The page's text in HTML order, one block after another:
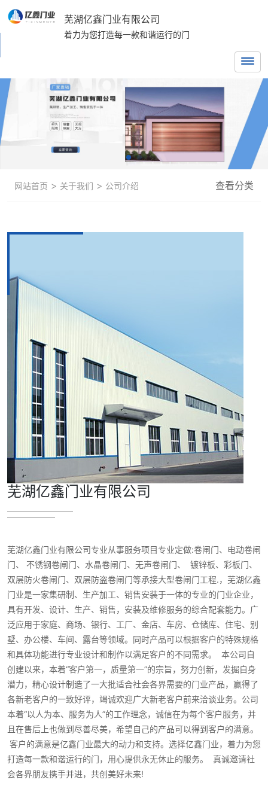
芜湖亿鑫门业有限公司
着力为您打造每一款和谐运行的门
网站首页 > 关于我们 > 公司介绍 查看分类
芜湖亿鑫门业有限公司
芜湖亿鑫门业有限公司专业从事服务项目专业定做:卷闸门、电动卷闸
门、 不锈钢卷闸门、水晶卷闸门、无声卷闸门、 镀锌板、彩板门、
双层防火卷闸门、双层防盗卷闸门等承接大型卷闸门工程.，芜湖亿鑫
门业是一家集研制、生产加工、销售安装于一体的专业的门业企业，
具有开发、设计、生产、销售，安装及维修服务的综合配套能力。广
泛应用于家庭、商场、银行、工厂、金店、车房、仓储库、住宅、别
墅、办公楼、车间、露台等领域。同时产品可以根据客户的特殊规格
和具体功能进行专业设计和制作以满足客户的不同需求。 本公司自
创建以来，本着“客户第一，质量第一”的宗旨，努力创新，发掘自身
潜力，精心设计制造了一大批适合社会各界需要的门业产品，赢得了
各新老客户的一致好评，竭诚欢迎广大新老客户前来洽谈业务。公司
本着“以人为本、服务为人”的工作理念，诚信在为每个客户服务，并
且在售后上也做到尽善尽美，希望自己的产品可以得到客户的满意。
客户的满意是亿鑫门业最大的动力和支持。选择亿鑫门业，着力为您
打造每一款和谐运行的门，用心提供永无休止的服务。 真诚邀请社
会各界朋友携手并进，共创美好未来!